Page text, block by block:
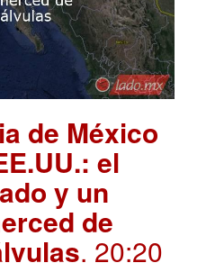
de México
el
y un
de
. 20:20